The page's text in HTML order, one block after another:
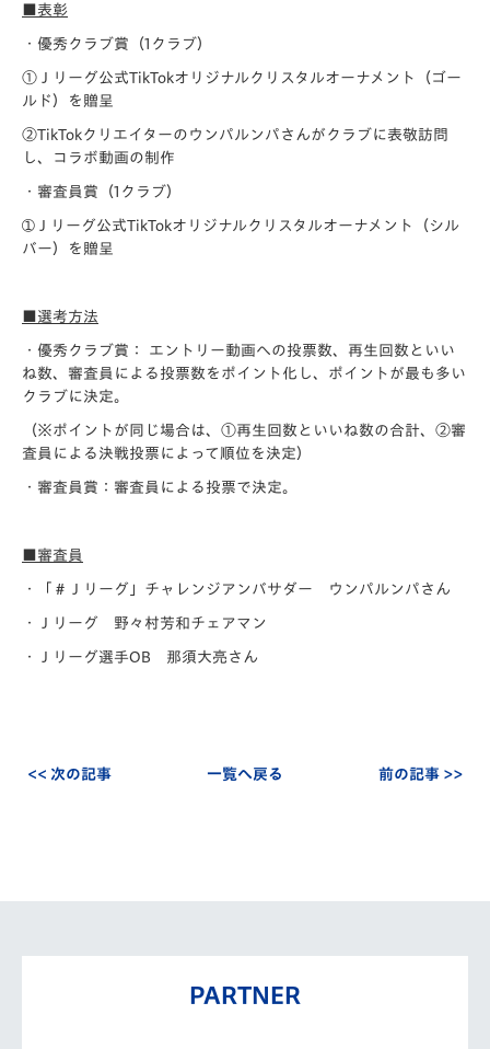
■表彰
・優秀クラブ賞（1クラブ）
①Ｊリーグ公式TikTokオリジナルクリスタルオーナメント（ゴー
ルド）を贈呈
②TikTokクリエイターのウンパルンパさんがクラブに表敬訪問
し、コラボ動画の制作
・審査員賞（1クラブ）
➀Ｊリーグ公式TikTokオリジナルクリスタルオーナメント（シル
バー）を贈呈
■選考方法
・優秀クラブ賞： エントリー動画への投票数、再生回数といい
ね数、審査員による投票数をポイント化し、ポイントが最も多い
クラブに決定。
（※ポイントが同じ場合は、①再生回数といいね数の合計、②審
査員による決戦投票によって順位を決定）
・審査員賞：審査員による投票で決定。
■審査員
・「＃Ｊリーグ」チャレンジアンバサダー ウンパルンパさん
・Ｊリーグ 野々村芳和チェアマン
・Ｊリーグ選手OB 那須大亮さん
<< 次の記事 一覧へ戻る 前の記事 >>
PARTNER